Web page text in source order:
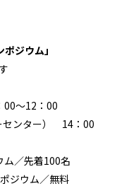
ジウム」
00～12 ： 00
センター） 14： 00
ム／先着100名
ジウム／無料